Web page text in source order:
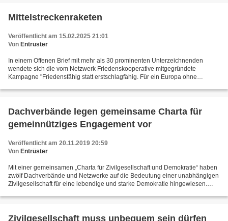
Mittelstreckenraketen
Veröffentlicht am 15.02.2025 21:01
Von Entrüster
In einem Offenen Brief mit mehr als 30 prominenten Unterzeichnenden
wendete sich die vom Netzwerk Friedenskooperative mitgegründete
Kampagne "Friedensfähig statt erstschlagfähig. Für ein Europa ohne
Dachverbände legen gemeinsame Charta für
gemeinnütziges Engagement vor
Veröffentlicht am 20.11.2019 20:59
Von Entrüster
Mit einer gemeinsamen „Charta für Zivilgesellschaft und Demokratie“ haben
zwölf Dachverbände und Netzwerke auf die Bedeutung einer unabhängigen
Zivilgesellschaft für eine lebendige und starke Demokratie hingewiesen.
Zivilgesellschaft muss unbequem sein dürfen